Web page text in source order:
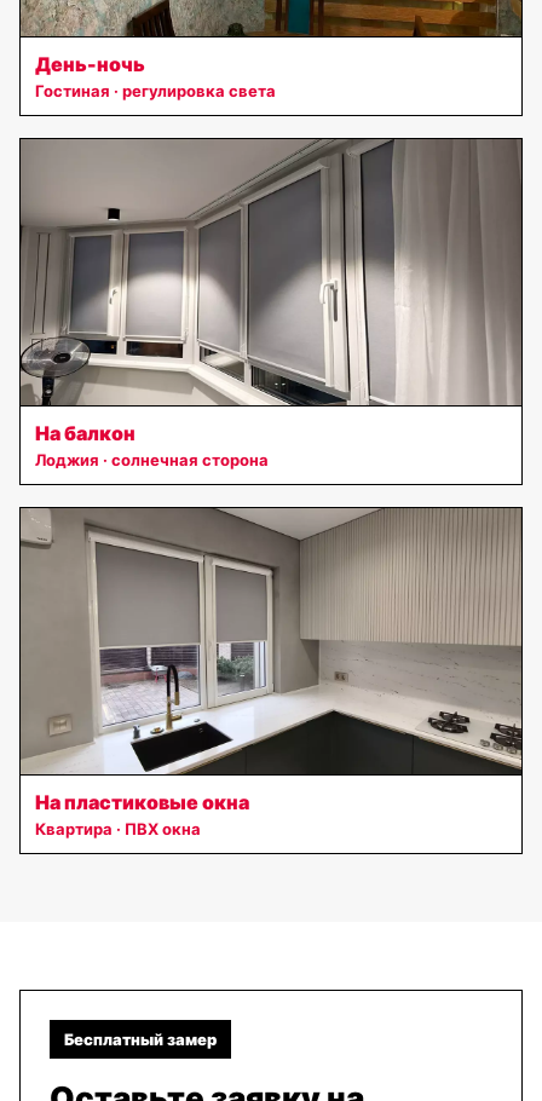
День-ночь
Гостиная · регулировка света
На балкон
Лоджия · солнечная сторона
На пластиковые окна
Квартира · ПВХ окна
Бесплатный замер